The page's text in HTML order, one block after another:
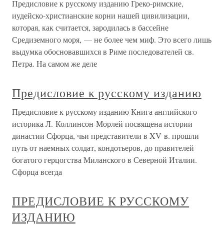
Предисловие к русскому изданию Греко-римские,
иудейско-христианские корни нашей цивилизации,
которая, как считается, зародилась в бассейне
Средиземного моря, — не более чем миф. Это всего лишь
выдумка обосновавшихся в Риме последователей св.
Петра. На самом же деле
Предисловие к русскому изданию
Предисловие к русскому изданию Книга английского
историка Л. Коллинсон-Морлей посвящена истории
династии Сфорца, чьи представители в XV в. прошли
путь от наемных солдат, кондотьеров, до правителей
богатого герцогства Миланского в Северной Италии.
Сфорца всегда
ПРЕДИСЛОВИЕ К РУССКОМУ
ИЗДАНИЮ